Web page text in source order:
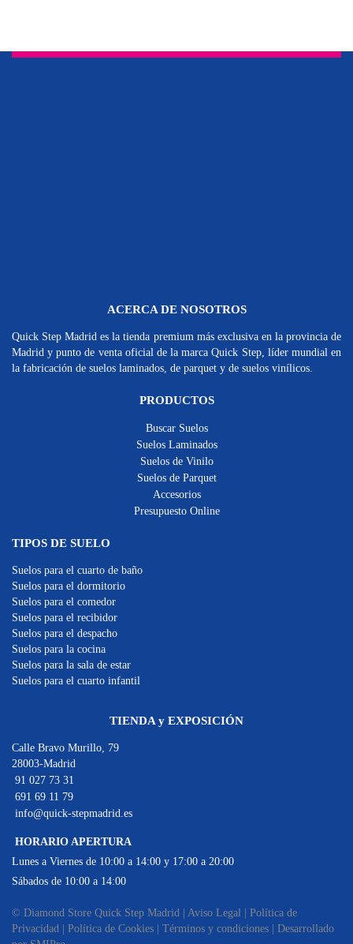
ACERCA DE NOSOTROS
Quick Step Madrid es la tienda premium más exclusiva en la provincia de
Madrid y punto de venta oficial de la marca Quick Step, líder mundial en
la fabricación de suelos laminados, de parquet y de suelos vinílicos.
PRODUCTOS
Buscar Suelos
Suelos Laminados
Suelos de Vinilo
Suelos de Parquet
Accesorios
Presupuesto Online
TIPOS DE SUELO
Suelos para el cuarto de baño
Suelos para el dormitorio
Suelos para el comedor
Suelos para el recibidor
Suelos para el despacho
Suelos para la cocina
Suelos para la sala de estar
Suelos para el cuarto infantil
TIENDA y EXPOSICIÓN
Calle Bravo Murillo, 79
28003-Madrid
91 027 73 31
691 69 11 79
info@quick-stepmadrid.es
HORARIO APERTURA
Lunes a Viernes de 10:00 a 14:00 y 17:00 a 20:00
Sábados de 10:00 a 14:00
© Diamond Store Quick Step Madrid | Aviso Legal
Política de
Privacidad
Política de Cookies Términos y condiciones
Desarrollado